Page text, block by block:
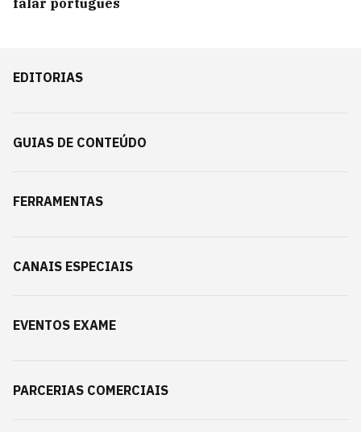
EDITORIAS
GUIAS DE CONTEÚDO
FERRAMENTAS
CANAIS ESPECIAIS
EVENTOS EXAME
PARCERIAS COMERCIAIS